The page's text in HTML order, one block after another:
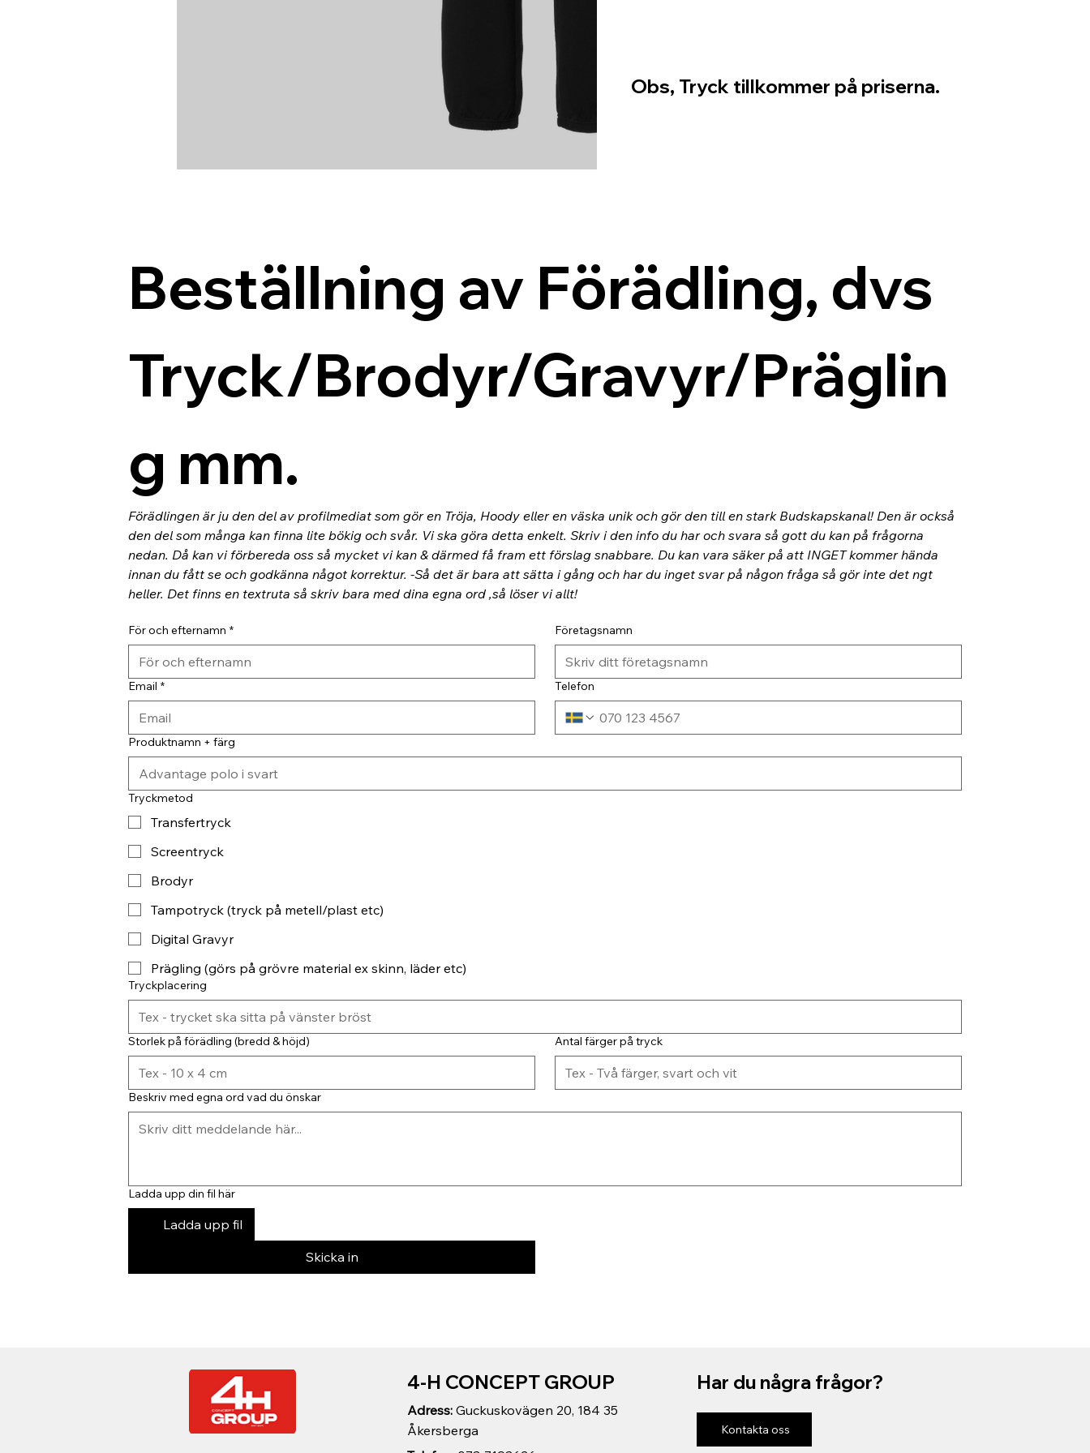
Obs, Tryck tillkommer på priserna.
Beställning av Förädling, dvs
Tryck/Brodyr/Gravyr/Präglin
g mm.
Förädlingen är ju den del av profilmediat som gör en Tröja, Hoody eller en väska unik och gör den till en stark Budskapskanal! Den är också
den del som många kan finna lite bökig och svår. Vi ska göra detta enkelt. Skriv i den info du har och svara så gott du kan på frågorna
nedan. Då kan vi förbereda oss så mycket vi kan & därmed få fram ett förslag snabbare. Du kan vara säker på att INGET kommer hända
innan du fått se och godkänna något korrektur. -Så det är bara att sätta i gång och har du inget svar på någon fråga så gör inte det ngt
heller. Det finns en textruta så skriv bara med dina egna ord ,så löser vi allt!
För och efternamn * Företagsnamn
Email * Telefon
Produktnamn + färg
Tryckmetod
Transfertryck
Screentryck
Brodyr
Tampotryck (tryck på metell/plast etc)
Digital Gravyr
Prägling (görs på grövre material ex skinn, läder etc)
Tryckplacering
Storlek på förädling (bredd & höjd) Antal färger på tryck
Beskriv med egna ord vad du önskar
Ladda upp din fil här
Ladda upp fil
Skicka in
Adress: Guckuskovägen 20, 184 35
Åkersberga
4-H CONCEPT GROUP Har du några frågor?
Kontakta oss